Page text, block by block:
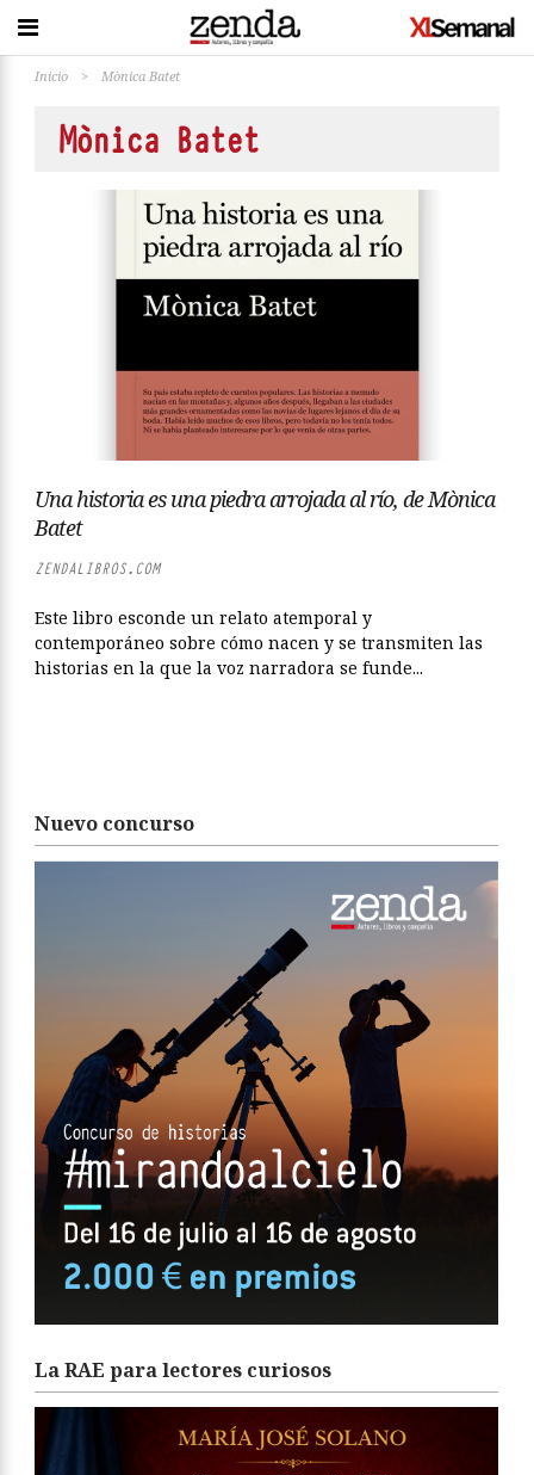
Inicio > Mònica Batet
Mònica Batet
Una historia es una piedra arrojada al río, de Mònica
Batet
ZENDALIBROS.COM
Este libro esconde un relato atemporal y
contemporáneo sobre cómo nacen y se transmiten las
historias en la que la voz narradora se funde...
Nuevo concurso
La RAE para lectores curiosos